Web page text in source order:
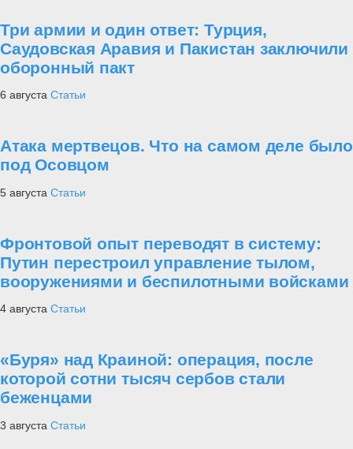
Три армии и один ответ: Турция,
Саудовская Аравия и Пакистан заключили
оборонный пакт
6 августа Статьи
Атака мертвецов. Что на самом деле было
под Осовцом
5 августа Статьи
Фронтовой опыт переводят в систему:
Путин перестроил управление тылом,
вооружениями и беспилотными войсками
4 августа Статьи
«Буря» над Краиной: операция, после
которой сотни тысяч сербов стали
беженцами
3 августа Статьи